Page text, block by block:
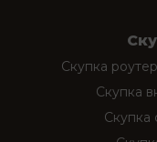
Скупка
Скупка
Скупка